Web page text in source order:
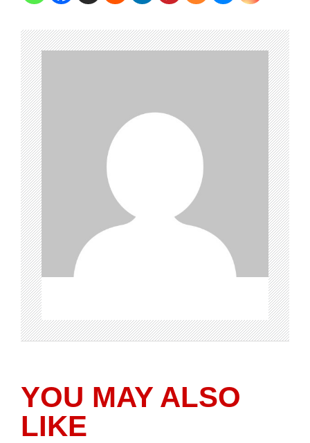
YOU MAY ALSO
LIKE